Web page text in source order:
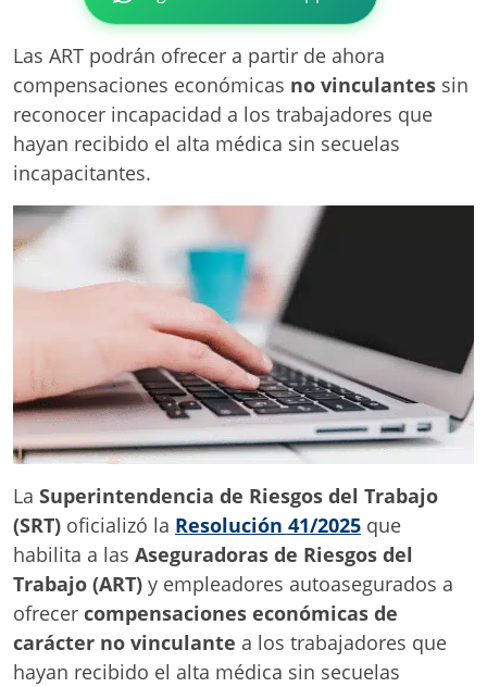
Las ART podrán ofrecer a partir de ahora
compensaciones económicas no vinculantes sin
reconocer incapacidad a los trabajadores que
hayan recibido el alta médica sin secuelas
incapacitantes.
La Superintendencia de Riesgos del Trabajo
(SRT) oficializó la Resolución 41/2025 que
habilita a las Aseguradoras de Riesgos del
Trabajo (ART) y empleadores autoasegurados a
ofrecer compensaciones económicas de
carácter no vinculante a los trabajadores que
hayan recibido el alta médica sin secuelas